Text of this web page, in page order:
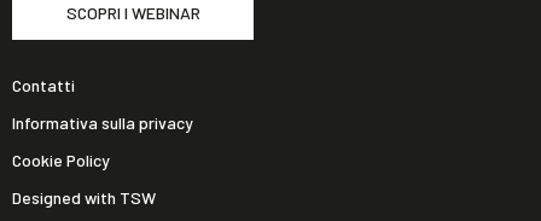
SCOPRI I WEBINAR
Contatti
Informativa sulla privacy
Cookie Policy
Designed with TSW